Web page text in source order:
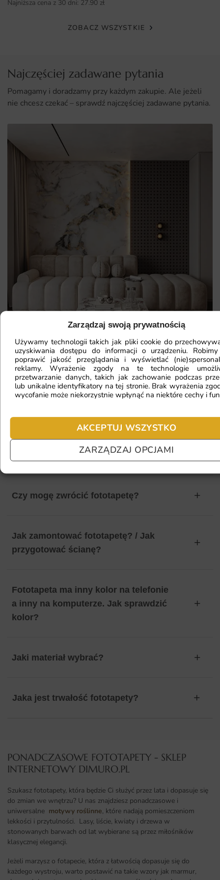
Zarządzaj swoją prywatnością
Używamy technologii takich jak pliki cookie do
uzyskiwania dostępu do informacji o urządzeniu.
poprawić jakość przeglądania i wyświetlać
reklamy. Wyrażenie zgody na te technologie
przetwarzanie danych, takich jak zachowanie podczas
lub unikalne identyfikatory na tej stronie. Brak wyrażenia
wycofanie może niekorzystnie wpłynąć na niektóre cechy i
AKCEPTUJ WSZYSTKO
ZARZĄDZAJ OPCJAMI
Najniższa cena z 30 dni: 27.90 zł
ZOBACZ WSZYSTKIE
Najczęściej zadawane pytania
Pomagamy i doradzamy przy każdym zakupie. Ale jeżeli
nie chcesz czekać – sprawdź najczęściej zadawane pytania.
Mam ścianę o nietypowym kształcie,
czy da się na niej położyć
fototapetę?
Ile będę czekać na realizację
Czy mogę zwrócić fototapetę?
Jak zamontować fototapetę? / Jak
przygotować ścianę?
Fototapeta ma inny kolor na telefonie
a inny na komputerze. Jak sprawdzić
kolor?
Jaki materiał wybrać?
Jaka jest trwałość fototapety?
PONADCZASOWE FOTOTAPETY - SKLEP
INTERNETOWY DIMURO.PL​
Szukasz fototapety, która będzie Ci służyć przez lata i dopasuje się
do zmian we wnętrzu? U nas znajdziesz ponadczasowe i
uniwersalne motywy roślinne, które nadają pomieszczeniom
lekkości i przytulności. Lasy, liście, kwiaty i drzewa w
stonowanych barwach od lat wybierane są przez miłośników
klasycznej elegancji.
Jeżeli marzysz o fotapecie, która z łatwością dopasuje się do
każdego wystroju, warto postawić na takie wzory jak marmur,